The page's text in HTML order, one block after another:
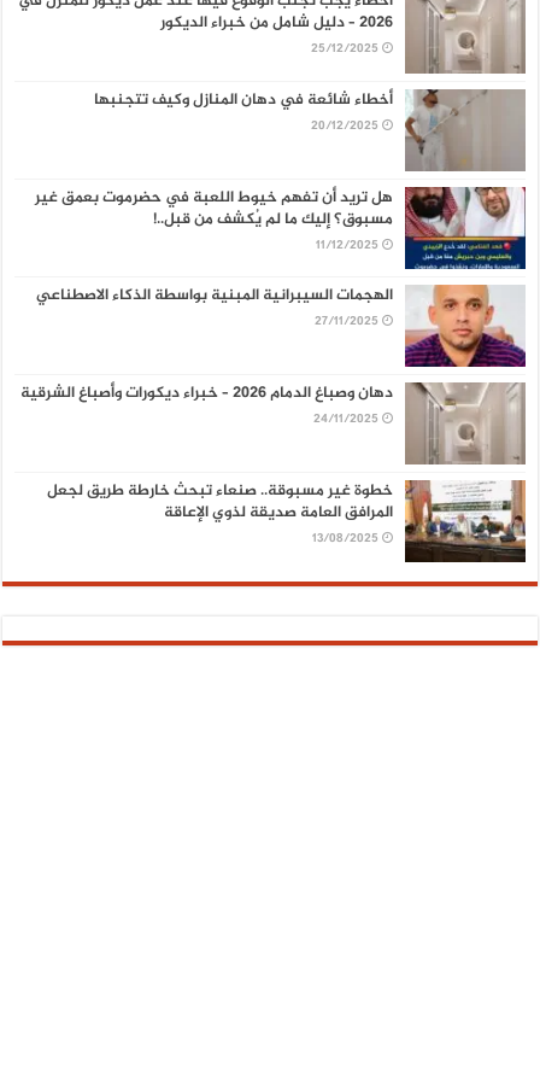
2026 – دليل شامل من خبراء الديكور
25/12/2025
أخطاء شائعة في دهان المنازل وكيف تتجنبها
20/12/2025
هل تريد أن تفهم خيوط اللعبة في حضرموت بعمق غير
مسبوق؟ إليك ما لم يُكشف من قبل..!
11/12/2025
الهجمات السيبرانية المبنية بواسطة الذكاء الاصطناعي
27/11/2025
دهان وصباغ الدمام 2026 – خبراء ديكورات وأصباغ الشرقية
24/11/2025
خطوة غير مسبوقة.. صنعاء تبحث خارطة طريق لجعل
المرافق العامة صديقة لذوي الإعاقة
13/08/2025